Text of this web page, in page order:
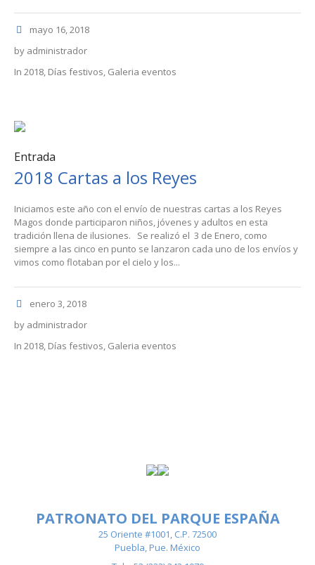
mayo 16, 2018
by administrador
In 2018 Días festivos Galeria eventos
Entrada
2018 Cartas a los Reyes
Iniciamos este año con el envío de nuestras cartas a los Reyes
Magos donde participaron niños, jóvenes y adultos en esta
tradición llena de ilusiones. Se realizó el 3 de Enero, como
siempre a las cinco en punto se lanzaron cada uno de los envíos y
vimos como flotaban por el cielo y los...
enero 3, 2018
by administrador
In 2018 Días festivos Galeria eventos
PATRONATO DEL PARQUE ESPAÑA
25 Oriente #1001, C.P. 72500
Puebla, Pue. México